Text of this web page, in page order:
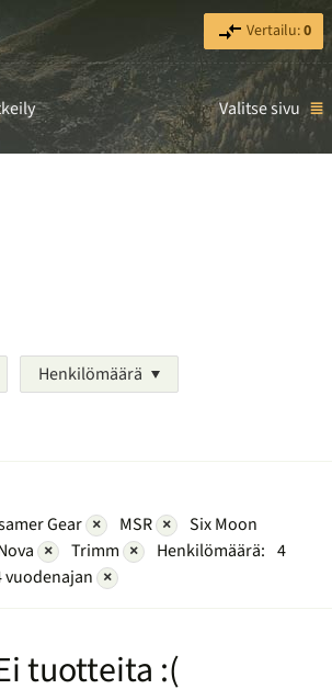
Vertailu:0
Valitse sivu
Henkilömäärä
Gear × MSR ×
Six Moon
× Trimm × Henkilömäärä: 4
vuodenajan ×
tuotteita :(